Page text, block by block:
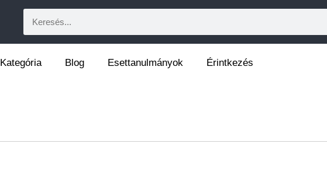
Kategória Blog Esettanulmányok Érintkezés